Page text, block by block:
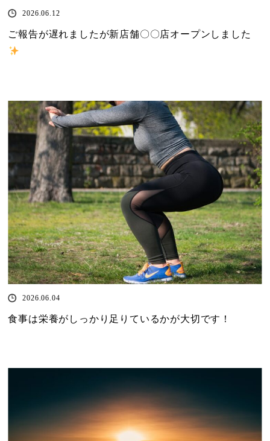
2026.06.12
ご報告が遅れましたが新店舗〇〇店オープンしました
2026.06.04
食事は栄養がしっかり足りているかが大切です！